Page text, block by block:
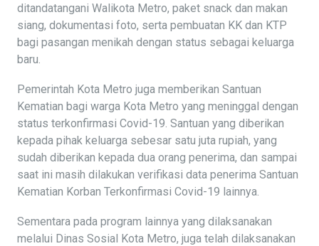
ditandatangani Walikota Metro, paket snack dan makan
siang, dokumentasi foto, serta pembuatan KK dan KTP
bagi pasangan menikah dengan status sebagai keluarga
baru.
Pemerintah Kota Metro juga memberikan Santuan
Kematian bagi warga Kota Metro yang meninggal dengan
status terkonfirmasi Covid-19. Santuan yang diberikan
kepada pihak keluarga sebesar satu juta rupiah, yang
sudah diberikan kepada dua orang penerima, dan sampai
saat ini masih dilakukan verifikasi data penerima Santuan
Kematian Korban Terkonfirmasi Covid-19 lainnya.
Sementara pada program lainnya yang dilaksanakan
melalui Dinas Sosial Kota Metro, juga telah dilaksanakan